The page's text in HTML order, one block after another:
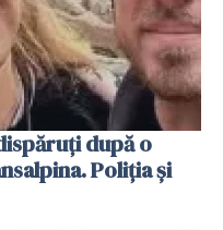
după o
Poliția și